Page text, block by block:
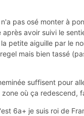
pas osé monter à
avoir suivi le
petite aiguille par le
mais bien tassé
suffisent pour
où ça redescend,
6a+ je suis roi de